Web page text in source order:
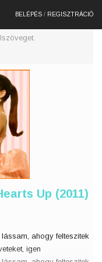
BELÉPÉS / REGISZTRÁCIÓ
Up (2011)
ahogy felteszitek
igen